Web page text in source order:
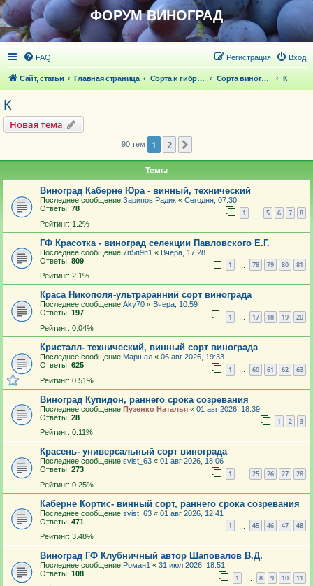
ФОРУМ ВИНОГРАД
FAQ Вход
Регистрация
Сайт, статьи Главная страница Сорта и гибридные формы винограда Сорта винограда К
К
Новая тема
90 тем 1 2
Темы
Виноград Каберне Юра - винный, технический
Последнее сообщение Зарипов Радик « Сегодня, 07:30
Ответы: 78 1 … 5 6 7 8
Рейтинг: 1.2%
ГФ Красотка - виноград селекции Павловского Е.Г.
Последнее сообщение 7п5п9п1 « Вчера, 17:28
Ответы: 809 1 78 79 80 81
Рейтинг: 2.1%
Краса Никополя-ультраранний сорт винограда
Последнее сообщение Aky70 « Вчера, 10:59
Ответы: 197 1 … 17 18 19 20
Рейтинг: 0.04%
Кристалл- технический, винный сорт винограда
Последнее сообщение Маршал « 06 авг 2026, 19:33
Ответы: 625 1 … 60 61 62 63
Рейтинг: 0.51%
Виноград Купидон, раннего срока созревания
Последнее сообщение Пузенко Наталья « 01 авг 2026, 18:39
Ответы: 28 1 2 3
Рейтинг: 0.11%
Красень- универсальный сорт винограда
Последнее сообщение svist_63 « 01 авг 2026, 18:06
Ответы: 273 1 … 25 26 27 28
Рейтинг: 0.25%
Каберне Кортис- винный сорт, раннего срока созревания
Последнее сообщение svist_63 « 01 авг 2026, 12:41
Ответы: 471 1 45 46 47 48
Рейтинг: 3.48%
Виноград ГФ Клубничный автор Шаповалов В.Д.
Последнее сообщение Роман1 « 31 июл 2026, 18:51
Ответы: 108 1 8 9 10 11